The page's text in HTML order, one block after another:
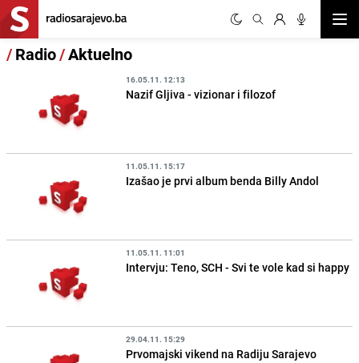
/Radio/Aktuelno
16.05.11. 12:13
Nazif Gljiva - vizionar i filozof
11.05.11. 15:17
Izašao je prvi album benda Billy Andol
11.05.11. 11:01
Intervju: Teno, SCH - Svi te vole kad si happy
29.04.11. 15:29
Prvomajski vikend na Radiju Sarajevo